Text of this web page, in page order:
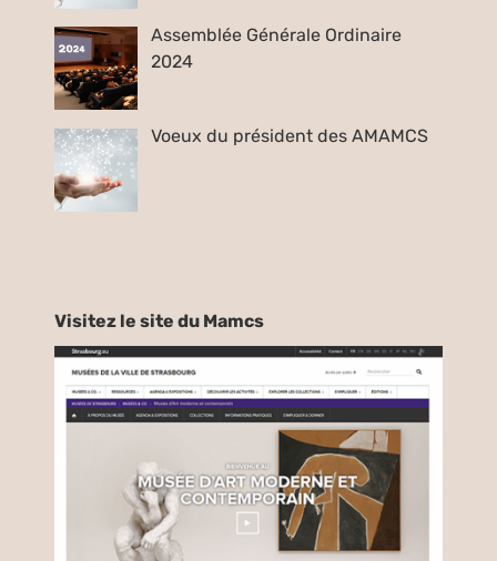
Assemblée Générale Ordinaire
2024
Voeux du président des AMAMCS
Visitez le site du Mamcs